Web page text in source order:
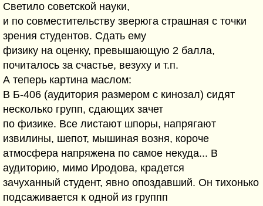
Светило советской науки,
и по совместительству зверюга страшная с точки
зрения студентов. Сдать ему
физику на оценку, превышающую 2 балла,
почиталось за счастье, везуху и т.п.
А теперь картина маслом:
В Б-406 (аудитория размером с кинозал) сидят
несколько групп, сдающих зачет
по физике. Все листают шпоры, напрягают
извилины, шепот, мышиная возня, короче
атмосфера напряжена по самое некуда... В
аудиторию, мимо Иродова, крадется
зачуханный студент, явно опоздавший. Он тихонько
подсаживается к одной из группп